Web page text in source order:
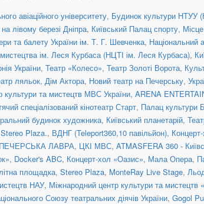
авіаційного університету, Будинок культури НТУУ
лівому березі Дніпра, Київський Палац спорту,
та балету України ім. Т. Г. Шевченка, Національний
ім. Леся Курбаса (НЦТІ ім. Леся Курбаса),
України, Театр «Колесо», Театр Золоті Ворота,
ляльок, Дім Актора, Новий театр на Печерську,
культури та мистецтв МВС України, ARENA
спеціалізований кінотеатр Старт, Палац культури
будинок художника, Київський планетарій,
Stereo Plaza., ВДНГ (Teleport360,10 павільйон),
ЛАВРА, ЦКІ МВС, ATMASFERA 360 -
, Docker's ABC, Концерт-хол «Оазис», Мала Опера,
площадка, Stereo Plaza, MonteRay Live Stage,
НАУ, Міжнародний центр культури та мистецтв
Союзу театральних діячів України, Gogol